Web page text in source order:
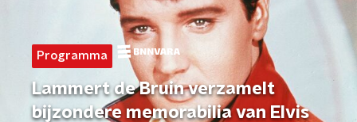
Programma
Lammert de Bruin verzamelt
bijzondere memorabilia van Elvis